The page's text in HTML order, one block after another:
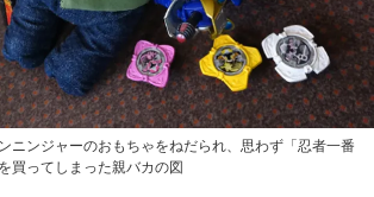
朝日・ADK・東映AG・東映ビデオ・
rights reserved.